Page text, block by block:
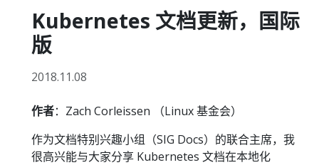
Kubernetes 文档更新，国际
版
2018.11.08
作者：Zach Corleissen （Linux 基金会）
作为文档特别兴趣小组（SIG Docs）的联合主席，我
很高兴能与大家分享 Kubernetes 文档在本地化